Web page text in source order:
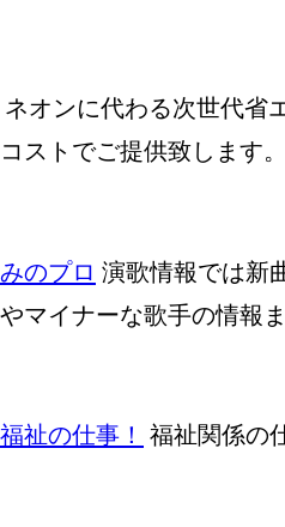
ネオンに代わる次世代省
ストでご提供致します
のプロ 演歌情報では新
マイナーな歌手の情報
祉の仕事！ 福祉関係の